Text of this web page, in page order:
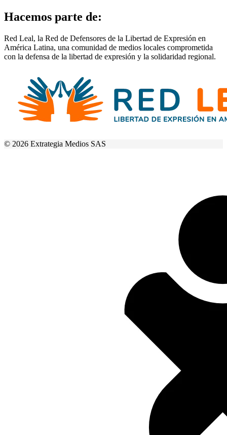
Hacemos parte de:
Red Leal, la Red de Defensores de la Libertad de Expresión en
América Latina, una comunidad de medios locales comprometida
con la defensa de la libertad de expresión y la solidaridad regional.
© 2026 Extrategia Medios SAS